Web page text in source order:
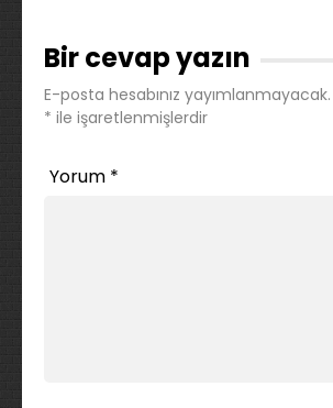
Bir cevap yazın
E-posta hesabınız yayımlanmayacak.
* ile işaretlenmişlerdir
Yorum *